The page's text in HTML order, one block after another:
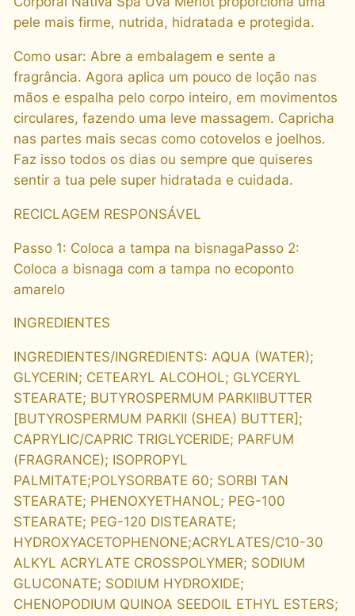
e
pele mais firme, nutrida, hidratada e protegida.
Como usar: Abre a embalagem e sente a
fragrância. Agora aplica um pouco de loção nas
mãos e espalha pelo corpo inteiro, em movimentos
circulares, fazendo uma leve massagem. Capricha
nas partes mais secas como cotovelos e joelhos.
Faz isso todos os dias ou sempre que quiseres
sentir a tua pele super hidratada e cuidada.
RECICLAGEM RESPONSÁVEL
Passo 1: Coloca a tampa na bisnagaPasso 2:
Coloca a bisnaga com a tampa no ecoponto
amarelo
INGREDIENTES
INGREDIENTES/INGREDIENTS: AQUA (WATER);
GLYCERIN; CETEARYL ALCOHOL; GLYCERYL
STEARATE; BUTYROSPERMUM PARKIIBUTTER
[BUTYROSPERMUM PARKII (SHEA) BUTTER];
CAPRYLIC/CAPRIC TRIGLYCERIDE; PARFUM
(FRAGRANCE); ISOPROPYL
PALMITATE;POLYSORBATE 60; SORBI TAN
STEARATE; PHENOXYETHANOL; PEG-100
STEARATE; PEG-120 DISTEARATE;
HYDROXYACETOPHENONE;ACRYLATES/C10-30
ALKYL ACRYLATE CROSSPOLYMER; SODIUM
GLUCONATE; SODIUM HYDROXIDE;
CHENOPODIUM QUINOA SEEDOIL ETHYL ESTERS;